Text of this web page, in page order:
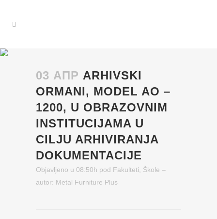
03 АПР ARHIVSKI
ORMANI, MODEL AO –
1200, U OBRAZOVNIM
INSTITUCIJAMA U
CILJU ARHIVIRANJA
DOKUMENTACIJE
Objavljeno u 08:50h pod Fakulteti Škole –
autor: Metal Furniture Plus